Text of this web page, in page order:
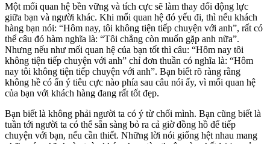
Một mối quan hệ bền vững và tích cực sẽ làm thay đổi động lực
giữa bạn và người khác. Khi mối quan hệ đó yếu đi, thì nếu khách
hàng bạn nói: “Hôm nay, tôi không tiện tiếp chuyện với anh”, rất có
thể câu đó hàm nghĩa là: “Tôi chẳng còn muốn gặp anh nữa”.
Nhưng nếu như mối quan hệ của bạn tốt thì câu: “Hôm nay tôi
không tiện tiếp chuyện với anh” chỉ đơn thuần có nghĩa là: “Hôm
nay tôi không tiện tiếp chuyện với anh”. Bạn biết rõ ràng rằng
không hề có ẩn ý tiêu cực nào phía sau câu nói ấy, vì mối quan hệ
của bạn với khách hàng đang rất tốt đẹp.
Bạn biết là không phải người ta có ý từ chối mình. Bạn cũng biết là
tuần tới người ta có thể sẵn sàng bỏ ra cả giờ đồng hồ để tiếp
chuyện với bạn, nếu cần thiết. Những lời nói giống hệt nhau mang